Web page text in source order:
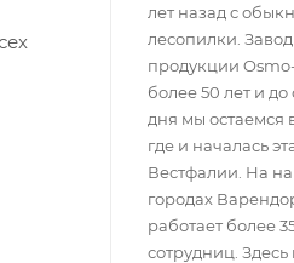
лет назад с
лесопилки.
продукции
более 50 лет и
дня мы остаемся
где и началась
Вестфалии. На
городах
работает более
сотрудниц. Здесь